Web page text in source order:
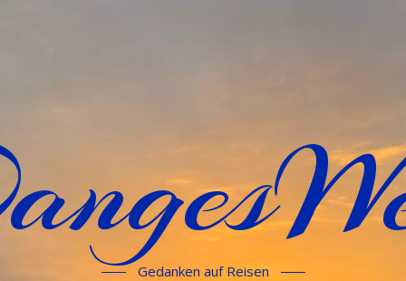
Gedanken auf Reisen